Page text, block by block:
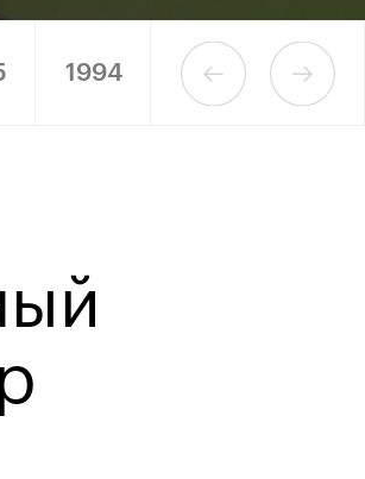
1994 1993 1992